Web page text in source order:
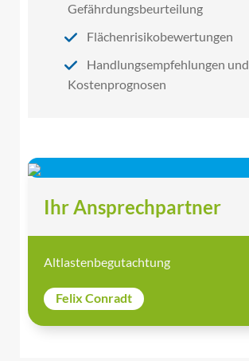
Gefährdungsbeurteilung
Flächenrisikobewertungen
Handlungsempfehlungen und
Kostenprognosen
Ihr Ansprechpartner
Altlastenbegutachtung
Felix Conradt